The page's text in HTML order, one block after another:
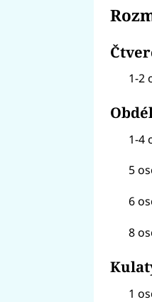
1-2
1-4
5
6
8
1